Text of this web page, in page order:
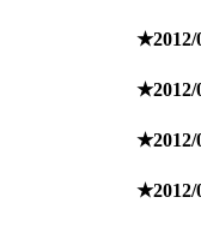
★2012/